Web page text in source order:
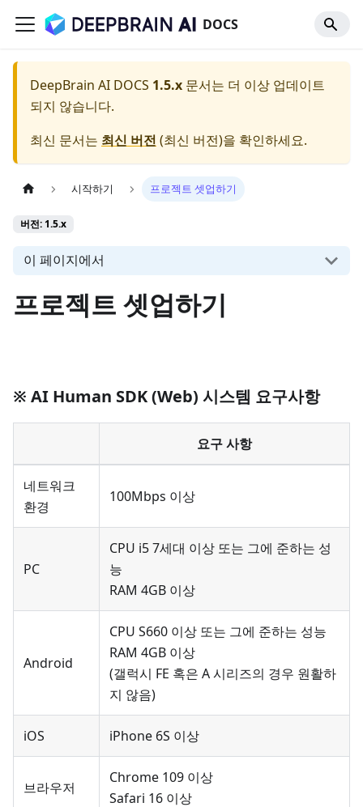
DOCS
DeepBrain AI DOCS 1.5.x 문서는 더 이상 업데이트
되지 않습니다.
최신 문서는 최신 버전 (최신 버전)을 확인하세요.
시작하기 프로젝트 셋업하기
버전: 1.5.x
이 페이지에서
프로젝트 셋업하기
※ AI Human SDK (Web) 시스템 요구사항
요구 사항
네트워크
환경
100Mbps 이상
PC
CPU i5 7세대 이상 또는 그에 준하는 성
능
RAM 4GB 이상
Android
CPU S660 이상 또는 그에 준하는 성능
RAM 4GB 이상
(갤럭시 FE 혹은 A 시리즈의 경우 원활하
지 않음)
iOS iPhone 6S 이상
브라우저
Chrome 109 이상
Safari 16 이상